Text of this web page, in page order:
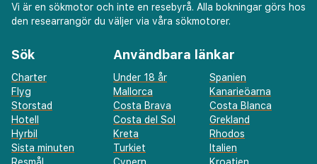
Vi är en sökmotor och inte en resebyrå. Alla bokningar görs hos
den researrangör du väljer via våra sökmotorer.
Sök
Charter
Flyg
Storstad
Hotell
Hyrbil
Sista minuten
Användbara länkar
Under 18 år
Spanien
Mallorca
Kanarieöarna
Costa Brava
Costa Blanca
Costa del Sol
Grekland
Kreta
Rhodos
Turkiet
Italien